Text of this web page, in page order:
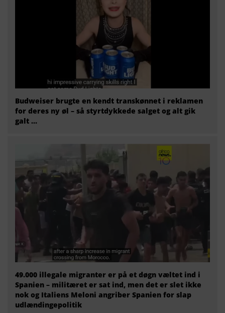
Budweiser brugte en kendt transkønnet i reklamen
for deres ny øl – så styrtdykkede salget og alt gik
galt …
49.000 illegale migranter er på et døgn væltet ind i
Spanien – militæret er sat ind, men det er slet ikke
nok og Italiens Meloni angriber Spanien for slap
udlændingepolitik